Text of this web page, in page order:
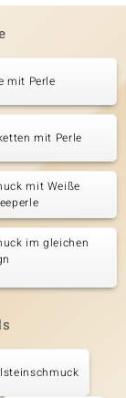
mit Perle
mit Perle
mit Weiße
im gleichen